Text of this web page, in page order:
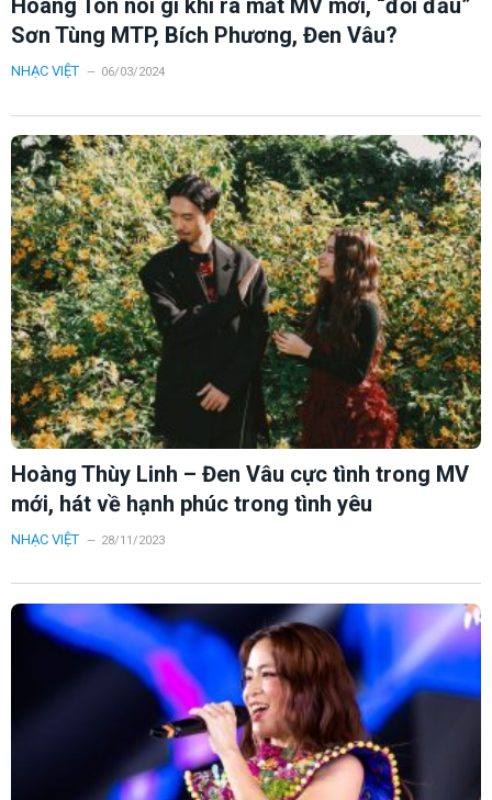
Hoàng Tôn nói gì khi ra mắt MV mới, “đối đầu”
Sơn Tùng MTP, Bích Phương, Đen Vâu?
NHẠC VIỆT 06/03/2024
Hoàng Thùy Linh – Đen Vâu cực tình trong MV
mới, hát về hạnh phúc trong tình yêu
NHẠC VIỆT 28/11/2023